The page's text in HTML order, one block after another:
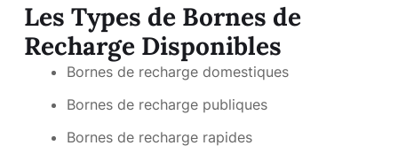
Les Types de Bornes de
Recharge Disponibles
Bornes de recharge domestiques
Bornes de recharge publiques
Bornes de recharge rapides